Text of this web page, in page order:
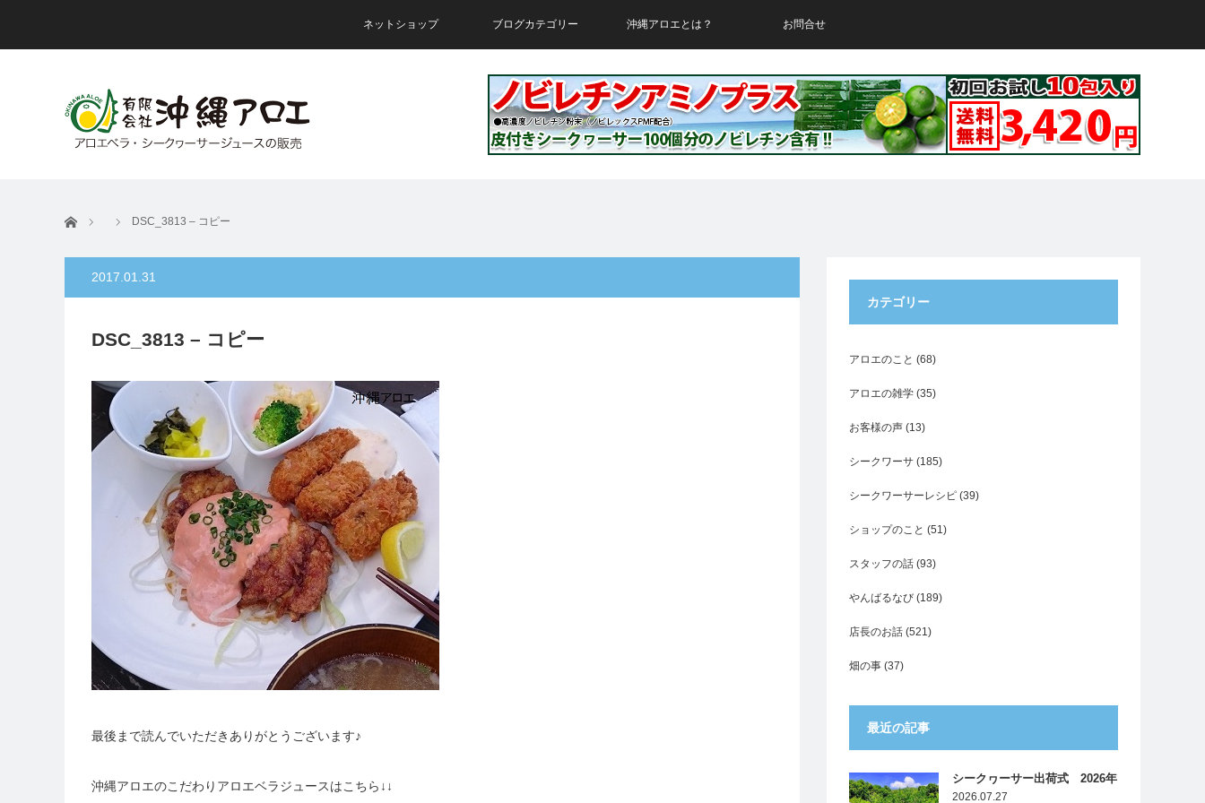
ネットショップ ブログカテゴリー 沖縄アロエとは？ お問合せ
ホーム DSC_3813 – コピー
2017.01.31
DSC_3813 – コピー
最後まで読んでいただきありがとうございます♪
沖縄アロエのこだわりアロエベラジュースはこちら↓↓
カテゴリー
アロエのこと (68)
アロエの雑学 (35)
お客様の声 (13)
シークワーサ (185)
シークワーサーレシピ (39)
ショップのこと (51)
スタッフの話 (93)
やんばるなび (189)
店長のお話 (521)
畑の事 (37)
最近の記事
シークヮーサー出荷式 2026年
2026.07.27